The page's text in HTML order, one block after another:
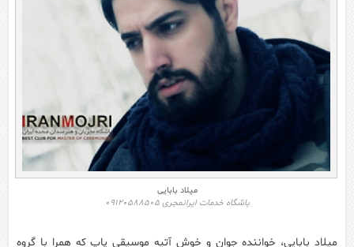
میلاد بابایی
باشگاه خدمات ایرانمجری 09120588505
میلاد بابایی، خواننده جوان و خوش آتیه موسیقی پاپ که همرا با گروه